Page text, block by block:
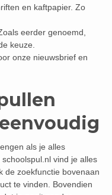
en kaftpapier. Zo
eerder genoemd,
keuze.
onze nieuwsbrief en
als je alles
vind je alles
de zoekfunctie bovenaan
te vinden. Bovendien